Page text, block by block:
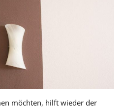
möchten, hilft wieder der